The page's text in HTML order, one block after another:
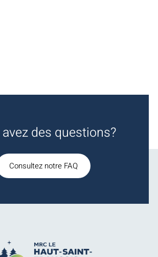
des questions?
Consultez notre FAQ